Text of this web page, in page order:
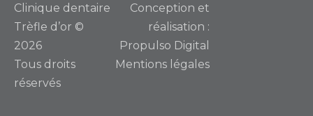
Сlinique dentaire
Trèfle d’or ©
2026
Tous droits
réservés
Conception et
réalisation :
Propulso Digital
Mentions légales